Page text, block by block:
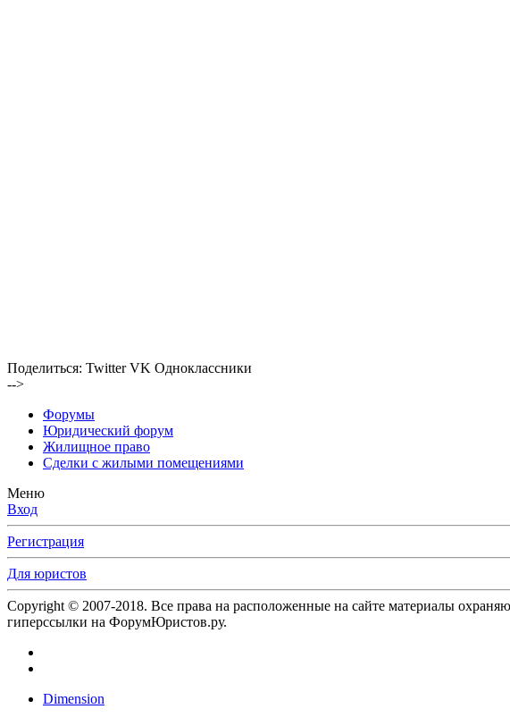
Поделиться: Twitter VK Одноклассники
-->
Форумы
Юридический форум
Жилищное право
Сделки с жилыми помещениями
Меню
Вход
Регистрация
Для юристов
Copyright © 2007-2018. Все права на расположенные на сайте материалы
гиперссылки на ФорумЮристов.ру.
Dimension